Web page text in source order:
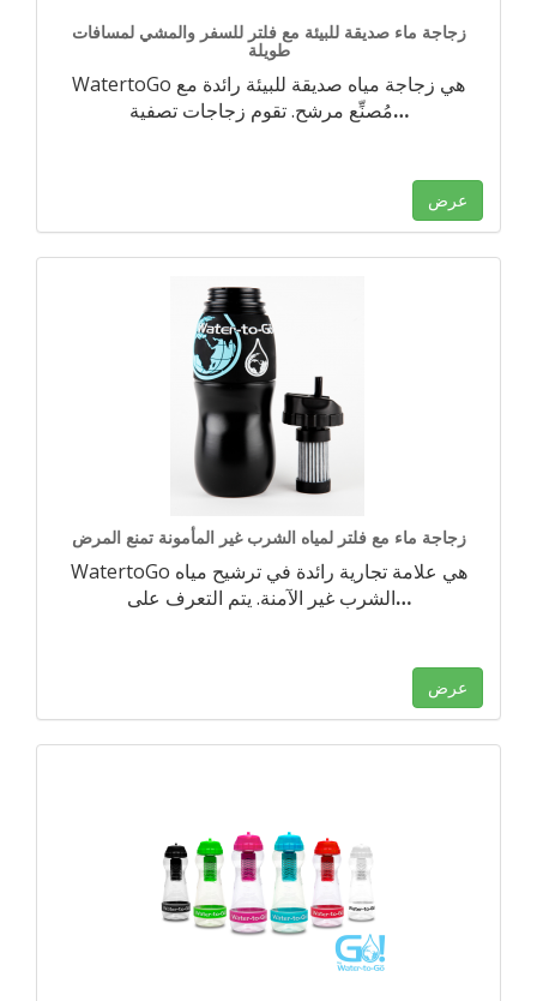
زجاجة ماء صديقة للبيئة مع فلتر للسفر والمشي لمسافات
طويلة
WatertoGo هي زجاجة مياه صديقة للبيئة رائدة مع
مُصنِّع مرشح. تقوم زجاجات تصفية…
عرض
زجاجة ماء مع فلتر لمياه الشرب غير المأمونة تمنع المرض
WatertoGo هي علامة تجارية رائدة في ترشيح مياه
الشرب غير الآمنة. يتم التعرف على…
عرض